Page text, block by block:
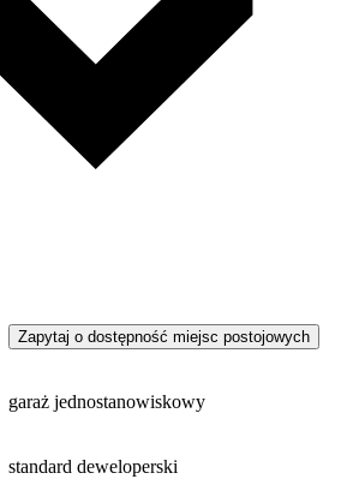
Zapytaj o dostępność miejsc postojowych
garaż jednostanowiskowy
standard deweloperski